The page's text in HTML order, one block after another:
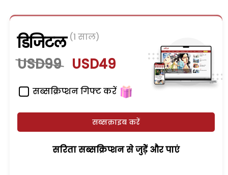
डिजिटल (1 साल)
USD99 USD49
सब्सक्रिप्शन गिफ्ट करें
सब्सक्राइब करें
सरिता सब्सक्रिप्शन से जुड़ेें और पाएं